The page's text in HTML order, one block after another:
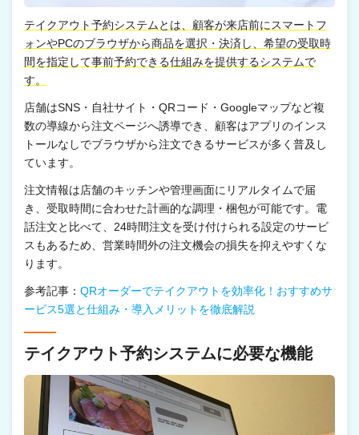
テイクアウト予約システムとは、顧客が来店前にスマートフ
ォンやPCのブラウザから商品を選択・決済し、希望の受取時
間を指定して事前予約できる仕組みを提供するシステムで
す。
店舗はSNS・自社サイト・QRコード・Googleマップなど複
数の導線から注文ページへ誘導でき、顧客はアプリのインス
トールなしでブラウザから注文できるサービスが多く普及し
ています。
注文情報は店舗のキッチンや管理画面にリアルタイムで届
き、受取時間に合わせた計画的な調理・梱包が可能です。電
話注文と比べて、24時間注文を受け付けられる設定のサービ
スもあるため、営業時間外の注文機会の損失を抑えやすくな
ります。
参考記事： QRオーダーでテイクアウトを効率化！おすすめサ
ービス5選と仕組み・導入メリットを徹底解説
テイクアウト予約システムに必要な機能